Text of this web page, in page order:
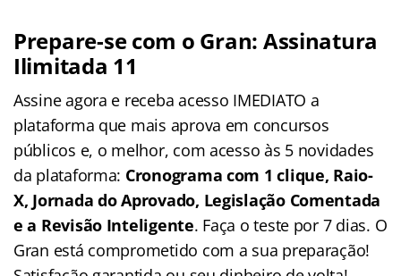
Prepare-se com o Gran: Assinatura
Ilimitada 11
Assine agora e receba acesso IMEDIATO a
plataforma que mais aprova em concursos
públicos e, o melhor, com acesso às 5 novidades
da plataforma: Cronograma com 1 clique, Raio-
X, Jornada do Aprovado, Legislação Comentada
e a Revisão Inteligente. Faça o teste por 7 dias. O
Gran está comprometido com a sua preparação!